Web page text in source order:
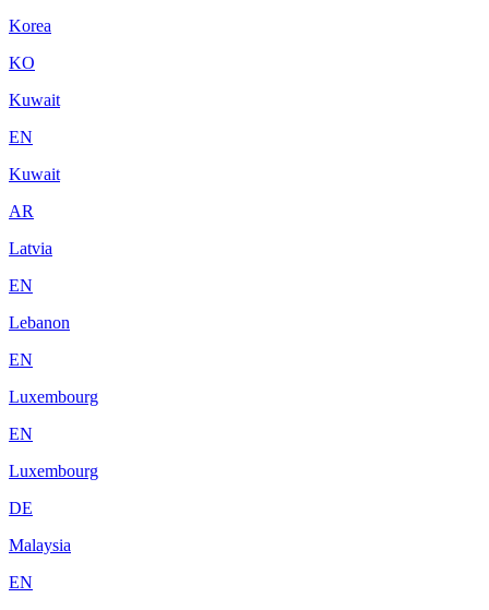
Korea
KO
Kuwait
EN
Kuwait
AR
Latvia
EN
Lebanon
EN
Luxembourg
EN
Luxembourg
DE
Malaysia
EN